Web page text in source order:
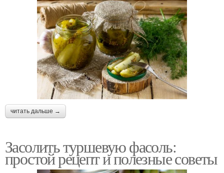
читать дальше →
Засолить туршевую фасоль:
простой рецепт и полезные советы